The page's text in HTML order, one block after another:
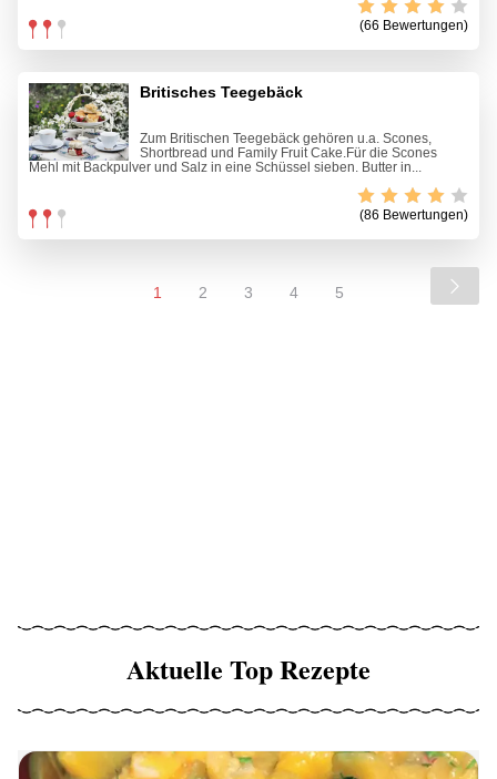
(66 Bewertungen)
Britisches Teegebäck
Zum Britischen Teegebäck gehören u.a. Scones,
Shortbread und Family Fruit Cake.Für die Scones
Mehl mit Backpulver und Salz in eine Schüssel sieben. Butter in...
(86 Bewertungen)
1 2 3 4 5
Aktuelle Top Rezepte